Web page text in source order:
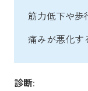
筋力低下や歩
痛みが悪化す
診断: